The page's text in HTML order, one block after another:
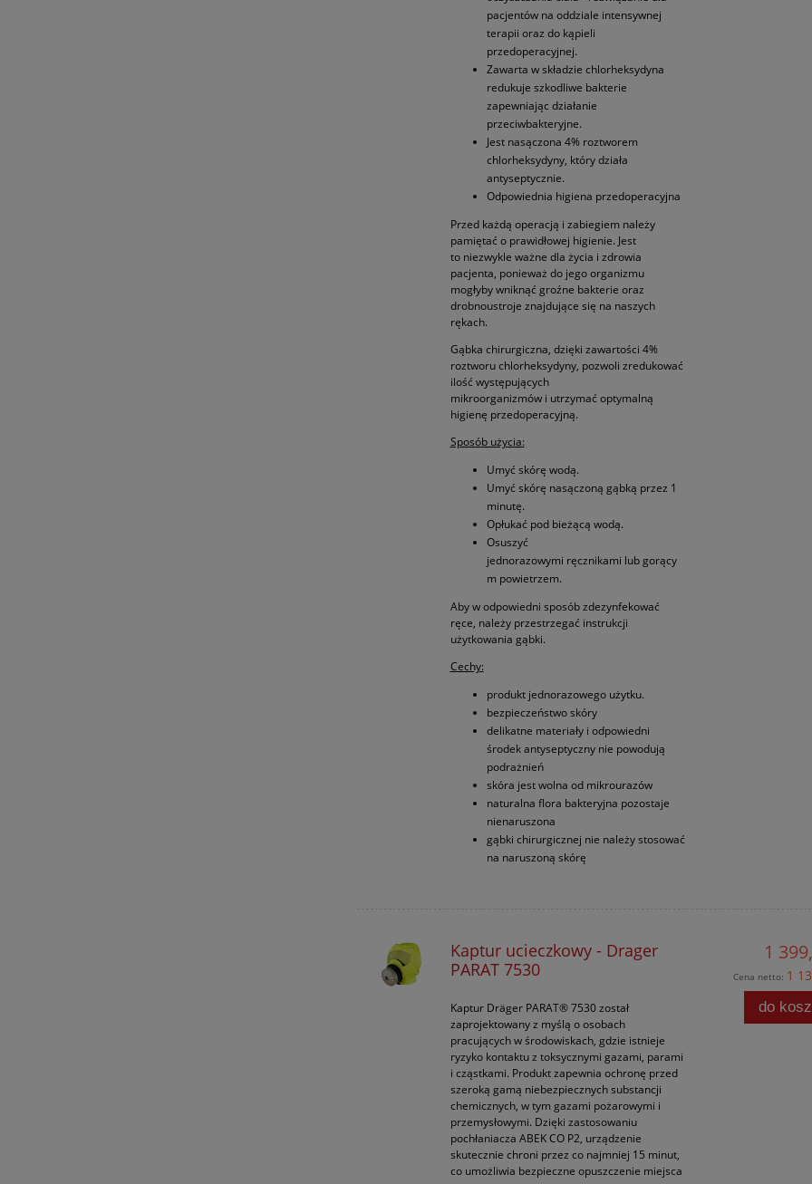
pacjentów na oddziale intensywnej
terapii oraz do kąpieli
przedoperacyjnej.
Zawarta w składzie chlorheksydyna
redukuje szkodliwe bakterie
zapewniając działanie
przeciwbakteryjne.
Jest nasączona 4% roztworem
chlorheksydyny, który działa
antyseptycznie.
Odpowiednia higiena przedoperacyjna
Przed każdą operacją i zabiegiem należy
pamiętać o prawidłowej higienie. Jest
to niezwykle ważne dla życia i zdrowia
pacjenta, ponieważ do jego organizmu
mogłyby wniknąć groźne bakterie oraz
drobnoustroje znajdujące się na naszych
rękach.
Gąbka chirurgiczna, dzięki zawartości 4%
roztworu chlorheksydyny, pozwoli zredukować
ilość występujących
mikroorganizmów i utrzymać optymalną
higienę przedoperacyjną.
Sposób użycia:
Umyć skórę wodą.
Umyć skórę nasączoną gąbką przez 1
minutę.
Opłukać pod bieżącą wodą.
Osuszyć
jednorazowymi ręcznikami lub gorący
m powietrzem.
Aby w odpowiedni sposób zdezynfekować
ręce, należy przestrzegać instrukcji
użytkowania gąbki.
Cechy:
produkt jednorazowego użytku.
bezpieczeństwo skóry
delikatne materiały i odpowiedni
środek antyseptyczny nie powodują
podrażnień
skóra jest wolna od mikrourazów
naturalna flora bakteryjna pozostaje
nienaruszona
gąbki chirurgicznej nie należy stosować
na naruszoną skórę
Kaptur ucieczkowy - Drager
PARAT 7530
Kaptur Dräger PARAT® 7530 został
zaprojektowany z myślą o osobach
pracujących w środowiskach, gdzie istnieje
ryzyko kontaktu z toksycznymi gazami, parami
i cząstkami. Produkt zapewnia ochronę przed
szeroką gamą niebezpiecznych substancji
chemicznych, w tym gazami pożarowymi i
przemysłowymi. Dzięki zastosowaniu
pochłaniacza ABEK CO P2, urządzenie
skutecznie chroni przez co najmniej 15 minut,
co umożliwia bezpieczne opuszczenie miejsca
1
Cena netto: 1
do